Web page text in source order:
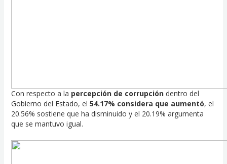
Con respecto a la percepción de corrupción dentro del
Gobierno del Estado, el 54.17% considera que aumentó, el
20.56% sostiene que ha disminuido y el 20.19% argumenta
que se mantuvo igual.